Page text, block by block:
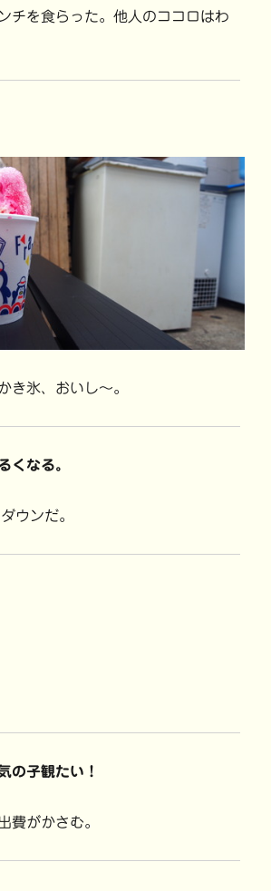
チを食らった。他人のココロはわ
き氷、おいし〜。
くなる。
ウンだ。
の子観たい！
費がかさむ。